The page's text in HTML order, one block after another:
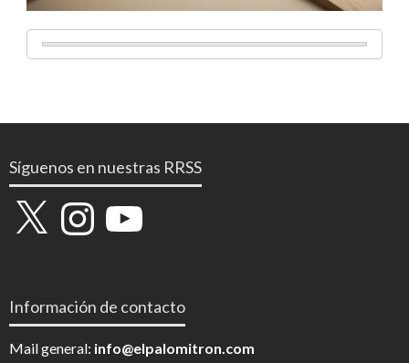
Síguenos en nuestras RRSS
X InstagramYouTube
Información de contacto
Mail general: info@elpalomitron.com